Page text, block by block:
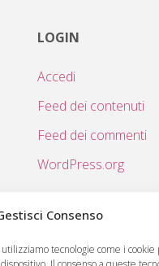
Consenso
tecnologie come i
LOGIN
Accedi
Feed dei contenuti
Feed dei commenti
WordPress.org